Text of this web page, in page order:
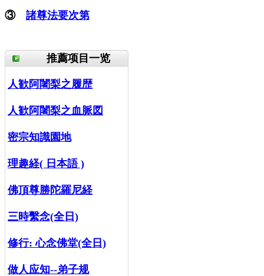
③ 諸尊法要次第
推薦项目一览
人歓阿闍梨之履歴
人歓阿闍梨之血脈図
密宗知識園地
理趣経( 日本語 )
佛頂尊勝陀羅尼経
三時繫念(全日)
修行:心念佛堂(全日)
做人应知--弟子规